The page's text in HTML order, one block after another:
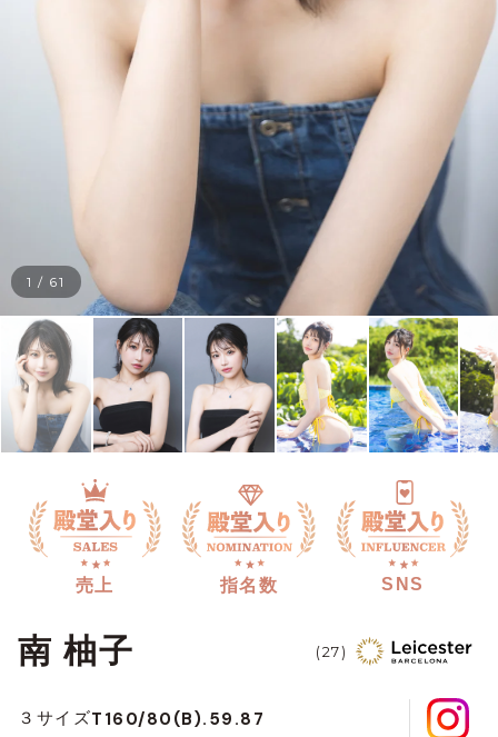
1 / 61
売上 指名数 SNS
南 柚子 (27)
３サイズT160/80(B).59.87